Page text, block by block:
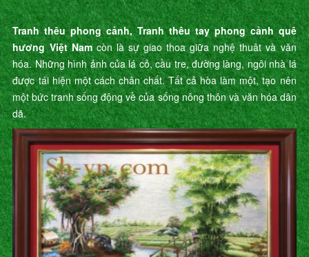
Tranh thêu phong cảnh, Tranh thêu tay phong cảnh quê
hương Việt Namcòn là sự giao thoa giữa nghệ thuât và văn
hóa. Những hình ảnh của lá cỏ, cầu tre, đường làng, ngôi nhà lá
được tái hiện một cách chân chất. Tất cả hòa làm một, tạo nên
một bức tranh sống động về của sống nông thôn và văn hóa dân
dã.